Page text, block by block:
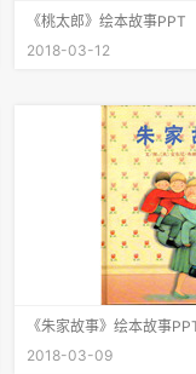
《桃太郎》绘本故事PPT
2018-03-12
《朱家故事》绘本故事
2018-03-09